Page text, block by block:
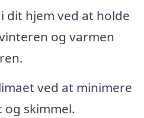
dit hjem ved at holde
og varmen
ved at minimere
skimmel.